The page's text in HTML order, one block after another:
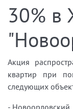
30% в
Акция
квартир при
следующих
- Новоорловский